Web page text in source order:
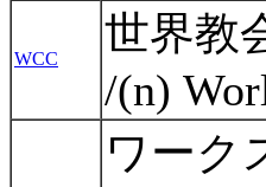
WCC
世界教
/(n)
ワーク